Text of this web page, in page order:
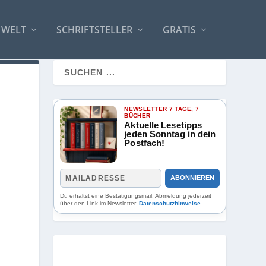
SCHRIFTSTELLER GRATIS
NEWSLETTER 7 TAGE, 7
BÜCHER
Aktuelle Lesetipps
jeden Sonntag in dein
Postfach!
ABONNIEREN
Du erhältst eine Bestätigungsmail. Abmeldung jederzeit
über den Link im Newsletter.Datenschutzhinweise